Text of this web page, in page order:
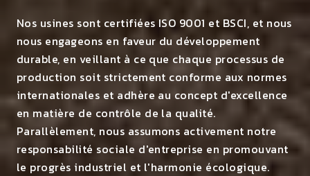
Nos usines sont certifiées ISO 9001 et BSCI, et nous
nous engageons en faveur du développement
durable, en veillant à ce que chaque processus de
production soit strictement conforme aux normes
internationales et adhère au concept d'excellence
en matière de contrôle de la qualité.
Parallèlement, nous assumons activement notre
responsabilité sociale d'entreprise en promouvant
le progrès industriel et l'harmonie écologique.